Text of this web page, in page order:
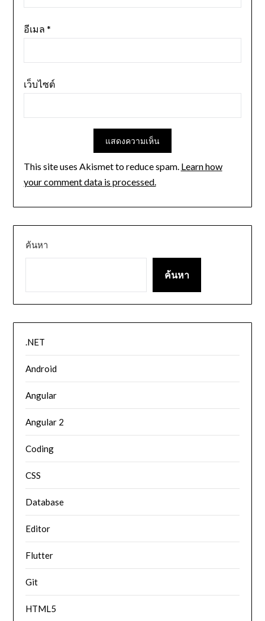
อีเมล *
เว็บไซต์
This site uses Akismet to reduce spam. Learn how
your comment data is processed.
ค้นหา
ค้นหา
.NET
Android
Angular
Angular 2
Coding
CSS
Database
Editor
Flutter
Git
HTML5